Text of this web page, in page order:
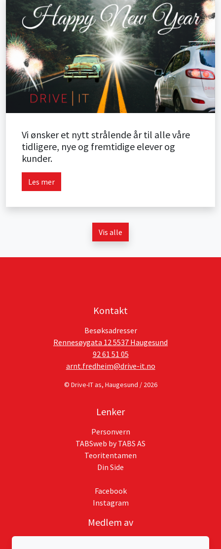
Vi ønsker et nytt strålende år til alle våre
tidligere, nye og fremtidige elever og
kunder.
Les mer
Vis alle
Kontakt
Besøksadresser
Rennesøygata 12 5537 Haugesund
92 61 51 05
arnt.fredheim@drive-it.no
© Drive-IT as, Haugesund / 2026
Lenker
Personvern
TABSweb by TABS AS
Teoritentamen
Din Side
Facebook
Instagram
Medlem av